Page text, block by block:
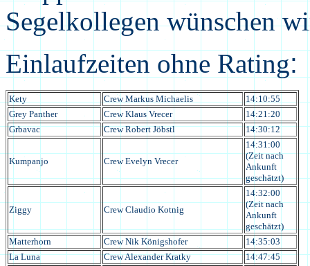
Segelkollegen wünschen
Einlaufzeiten ohne Rating
Kety Crew Markus Michaelis
14:10:55
Grey Panther
Crew Klaus Vrecer
14:21:20
Grbavac
Crew Robert Jöbstl 14:30:12
Kumpanjo Crew Evelyn Vrecer
14:31:00
(Zeit nach
Ankunft
geschätzt)
Ziggy Crew Claudio Kotnig
14:32:00
(Zeit nach
Ankunft
geschätzt)
Matterhorn
Crew Nik Königshofer
14:35:03
La Luna
Crew Alexander Kratky
14:47:45